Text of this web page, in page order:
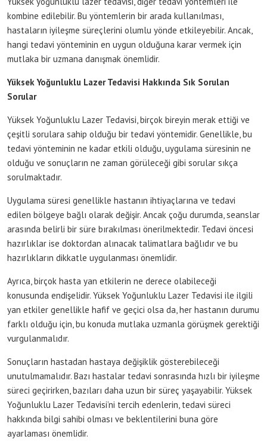
kombine edilebilir. Bu yöntemlerin bir arada kullanılması,
hastaların iyileşme süreçlerini olumlu yönde etkileyebilir. Ancak,
hangi tedavi yönteminin en uygun olduğuna karar vermek için
mutlaka bir uzmana danışmak önemlidir.
Yüksek Yoğunluklu Lazer Tedavisi Hakkında Sık Sorulan
Sorular
Yüksek Yoğunluklu Lazer Tedavisi, birçok bireyin merak ettiği ve
çeşitli sorulara sahip olduğu bir tedavi yöntemidir. Genellikle, bu
tedavi yönteminin ne kadar etkili olduğu, uygulama süresinin ne
olduğu ve sonuçların ne zaman görüleceği gibi sorular sıkça
sorulmaktadır.
Uygulama süresi genellikle hastanın ihtiyaçlarına ve tedavi
edilen bölgeye bağlı olarak değişir. Ancak çoğu durumda, seanslar
arasında belirli bir süre bırakılması önerilmektedir. Tedavi öncesi
hazırlıklar ise doktordan alınacak talimatlara bağlıdır ve bu
hazırlıkların dikkatle uygulanması önemlidir.
Ayrıca, birçok hasta yan etkilerin ne derece olabileceği
konusunda endişelidir. Yüksek Yoğunluklu Lazer Tedavisi ile ilgili
yan etkiler genellikle hafif ve geçici olsa da, her hastanın durumu
farklı olduğu için, bu konuda mutlaka uzmanla görüşmek gerektiği
vurgulanmalıdır.
Sonuçların hastadan hastaya değişiklik gösterebileceği
unutulmamalıdır. Bazı hastalar tedavi sonrasında hızlı bir iyileşme
süreci geçirirken, bazıları daha uzun bir süreç yaşayabilir. Yüksek
Yoğunluklu Lazer Tedavisi’ni tercih edenlerin, tedavi süreci
hakkında bilgi sahibi olması ve beklentilerini buna göre
ayarlaması önemlidir.